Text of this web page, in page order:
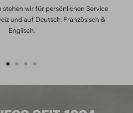
stehen wir für persönlichen Service
und auf Deutsch, Französisch &
Englisch.